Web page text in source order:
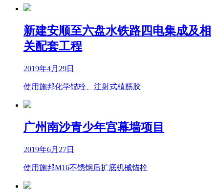
新建安顺至六盘水铁路四电集成及相
关配套工程
2019年4月29日
使用施邦化学锚栓、注射式植筋胶
广州南沙青少年宫幕墙项目
2019年6月27日
使用施邦M16不锈钢后扩底机械锚栓